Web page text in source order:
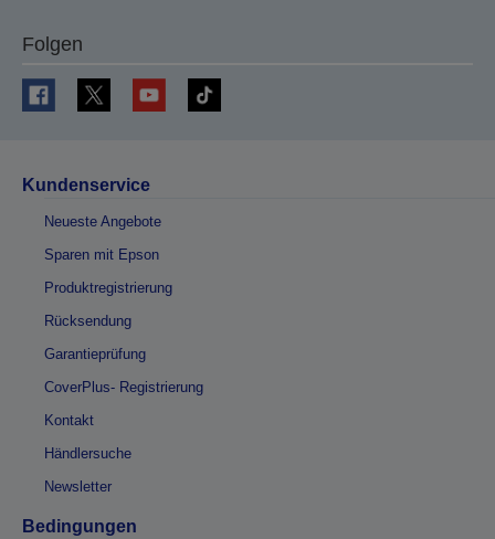
Folgen
Kundenservice
Neueste Angebote
Sparen mit Epson
Produktregistrierung
Rücksendung
Garantieprüfung
CoverPlus- Registrierung
Kontakt
Händlersuche
Newsletter
Bedingungen